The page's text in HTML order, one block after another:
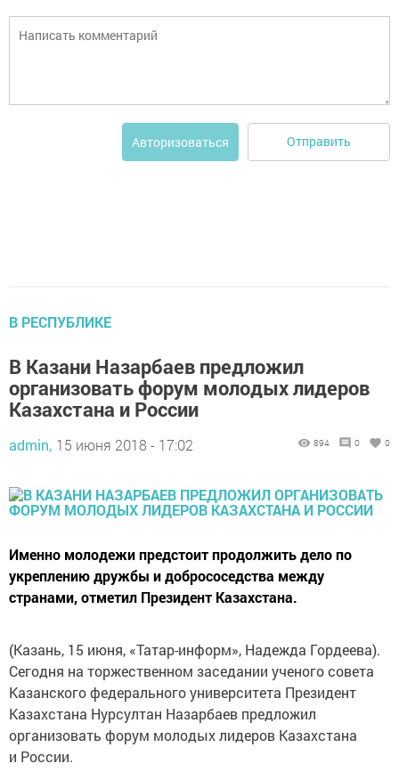
Авторизоваться Отправить
В РЕСПУБЛИКЕ
В Казани Назарбаев предложил
организовать форум молодых лидеров
Казахстана и России
admin, 15 июня 2018 - 17:02 894 0 0
Именно молодежи предстоит продолжить дело по
укреплению дружбы и добрососедства между
странами, отметил Президент Казахстана.
(Казань, 15 июня, «Татар-информ», Надежда Гордеева).
Сегодня на торжественном заседании ученого совета
Казанского федерального университета Президент
Казахстана Нурсултан Назарбаев предложил
организовать форум молодых лидеров Казахстана
и России.